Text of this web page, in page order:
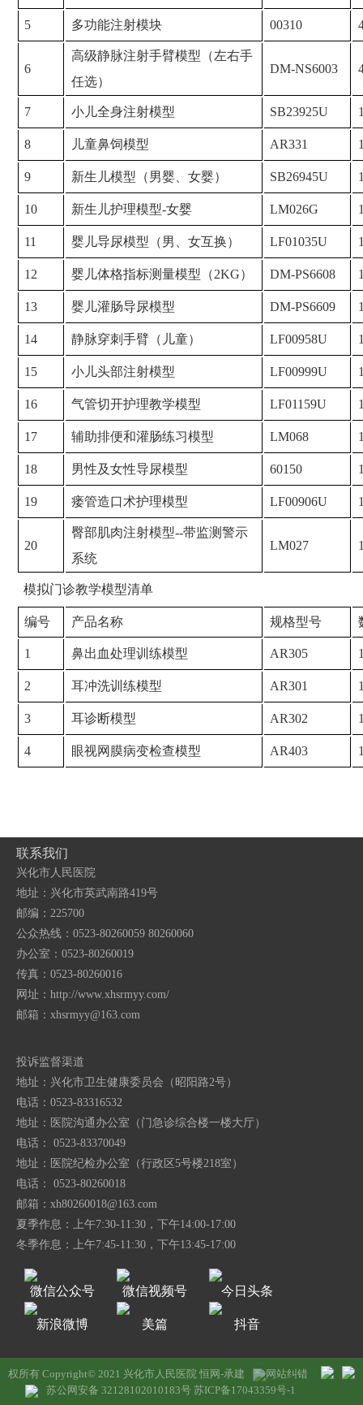
5 多功能注射模块 00310
6
高级静脉注射手臂模型（左右手
任选）
DM-NS6003
7 小儿全身注射模型 SB23925U
8 儿童鼻饲模型 AR331
9 新生儿模型（男婴、女婴） SB26945U
10 新生儿护理模型-女婴 LM026G
11 婴儿导尿模型（男、女互换） LF01035U
12 婴儿体格指标测量模型（2KG） DM-PS6608
13 婴儿灌肠导尿模型 DM-PS6609
14 静脉穿刺手臂（儿童） LF00958U
15 小儿头部注射模型 LF00999U
16 气管切开护理教学模型 LF01159U
17 辅助排便和灌肠练习模型 LM068
18 男性及女性导尿模型 60150
19 瘘管造口术护理模型 LF00906U
20
臀部肌肉注射模型--带监测警示
系统
LM027
模拟门诊教学模型清单
编号 产品名称 规格型号
1 鼻出血处理训练模型 AR305
2 耳冲洗训练模型 AR301
3 耳诊断模型 AR302
4 眼视网膜病变检查模型 AR403
联系我们
兴化市人民医院
地址：兴化市英武南路419号
邮编：225700
公众热线：0523-80260059 80260060
办公室：0523-80260019
传真：0523-80260016
网址：http://www.xhsrmyy.com/
邮箱： xhsrmyy@163.com
投诉监督渠道
地址：兴化市卫生健康委员会（昭阳路2号）
电话：0523-83316532
地址：医院沟通办公室（门急诊综合楼一楼大厅）
电话： 0523-83370049
地址：医院纪检办公室（行政区5号楼218室）
电话： 0523-80260018
邮箱： xh80260018@163.com
夏季作息：上午7:30-11:30，下午14:00-17:00
冬季作息：上午7:45-11:30，下午13:45-17:00
微信公众号 微信视频号 今日头条
新浪微博 美篇 抖音
权所有 Copyright© 2021 兴化市人民医院 恒网-承建
网站纠错
苏公网安备 32128102010183号 苏ICP备17043359号-1